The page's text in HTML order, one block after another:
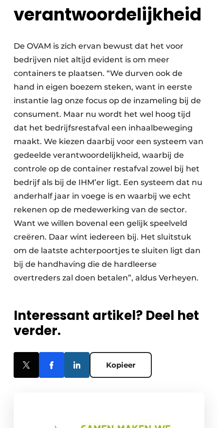
verantwoordelijkheid
De OVAM is zich ervan bewust dat het voor
bedrijven niet altijd evident is om meer
containers te plaatsen. “We durven ook de
hand in eigen boezem steken, want in eerste
instantie lag onze focus op de inzameling bij de
consument. Maar nu wordt het wel hoog tijd
dat het bedrijfs­restafval een inhaalbeweging
maakt. We kiezen daarbij voor een systeem van
gedeelde verantwoordelijkheid, waarbij de
controle op de container restafval zowel bij het
bedrijf als bij de IHM’er ligt. Een systeem dat nu
anderhalf jaar in voege is en waarbij we echt
rekenen op de medewerking van de sector.
Want we willen bovenal een gelijk speelveld
creëren. Daar wint iedereen bij. Het sluitstuk
om de laatste achterpoortjes te sluiten ligt dan
bij de handhaving die de hardleerse
overtreders zal doen betalen”, aldus Verheyen.
Interessant artikel? Deel het
verder.
Kopieer